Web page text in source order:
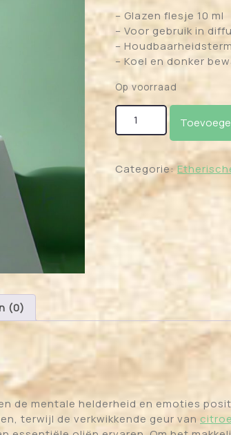
– Glazen flesje 10 ml
– Voor gebruik in
–
– Koel en donker
Op voorraad
Essentiële Olie
Categorie:
(0)
de mentale helderheid en emoties
terwijl de verkwikkende geur van